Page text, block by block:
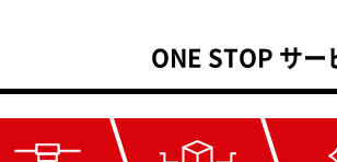
ONE STOP サー